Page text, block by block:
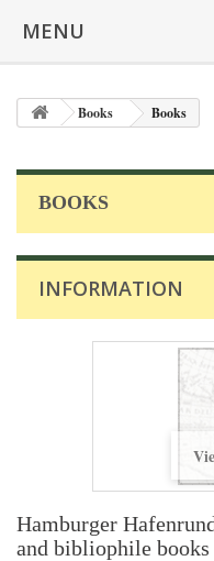
MENU
Books Books
BOOKS
INFORMATION
Hamburger
and bibliophile